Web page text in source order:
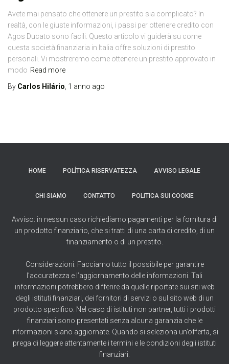
Avete mai pensato che ottenere un prestito sia complicato? In
realtà, con le giuste informazioni, i passi per ottenere credito con
Agos Ducato sono facili. Questo articolo vi guiderà su come
questa società finanziaria in Italia offre soluzioni di prestito
personali. Vi mostreremo come ottenere un prestito approvato in
modo Read more
By Carlos Hilário 1 anno ago
HOME POLÍTICA RISERVATEZZA AVVISO LEGALE
CHI SIAMO CONTATTO POLITICA SUI COOKIE
Avviso: in nessun caso richiediamo pagamenti per la fornitura di
un prodotto finanziario, che si tratti di una carta di credito, di un
finanziamento o di un prestito.
Considerazioni: Facciamo tutto il possibile per garantire
l’accuratezza e l’aggiornamento delle informazioni. Tali
informazioni potrebbero differire da quelle riportate sui siti web
degli istituti finanziari, dei fornitori di servizi o sul sito web di un
prodotto specifico. Nel caso di istituti non partner, tutti i prodotti
finanziari sono presentati senza alcuna garanzia che le
informazioni siano aggiornate. Quando si seleziona un’offerta, si
prega di leggere attentamente i termini e le condizioni degli istituti
finanziari.